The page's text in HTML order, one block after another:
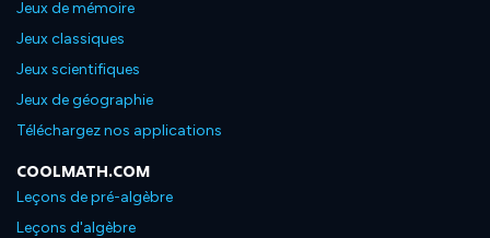
Jeux de mémoire
Jeux classiques
Jeux scientifiques
Jeux de géographie
Téléchargez nos applications
COOLMATH.COM
Leçons de pré-algèbre
Leçons d'algèbre